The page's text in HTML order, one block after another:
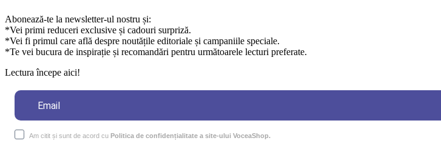
Abonează-te la newsletter-ul nostru și:
*Vei primi reduceri exclusive și cadouri surpriză.
*Vei fi primul care află despre noutățile editoriale și campaniile speciale.
*Te vei bucura de inspirație și recomandări pentru următoarele lecturi preferate.
Lectura începe aici!
Am citit și sunt de acord cu Politica de confidențialitate a site-ului VoceaShop.